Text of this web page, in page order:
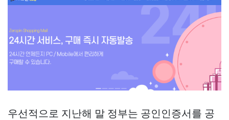
우선적으로 지난해 말 정부는 공인인증서를 공